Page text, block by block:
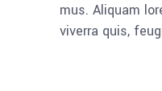
mus. Aliquam
viverra quis,